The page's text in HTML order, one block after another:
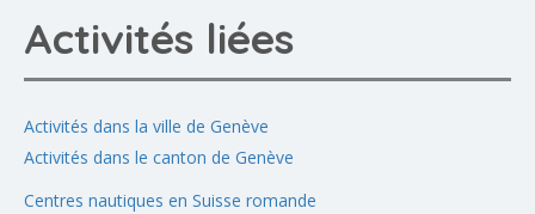
Activités liées
Activités dans la ville de Genève
Activités dans le canton de Genève
Centres nautiques en Suisse romande